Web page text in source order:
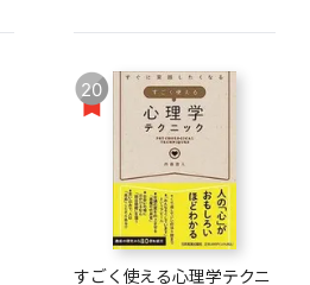
20
すごく使える心理学テクニ